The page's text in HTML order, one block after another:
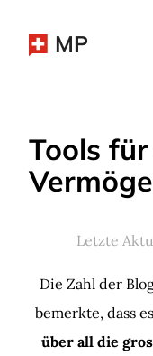
MP
Tools
Letzte
Die Zahl der
bemerkte, dass
über all die